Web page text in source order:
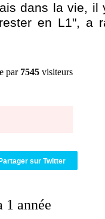
dans la vie, il
en L1", a
par 7545 visiteurs
Partager sur Twitter